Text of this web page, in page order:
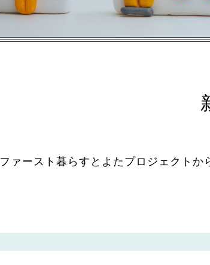
ファースト暮らすとよたプロジェクトか